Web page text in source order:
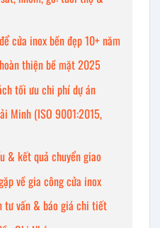
cửa inox bền đẹp 10+ năm
thiện bề mặt 2025
tối ưu chi phí dự án
Minh (ISO 9001:2015,
& kết quả chuyển giao
về gia công cửa inox
tư vấn & báo giá chi tiết